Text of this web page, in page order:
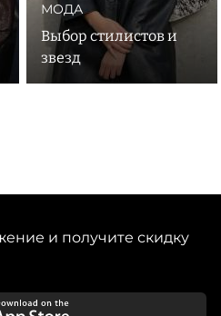
МОДА
Выбор стилистов и
звезд
и получите скидку